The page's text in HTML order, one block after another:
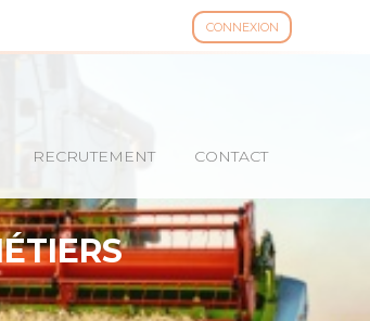
CONNEXION
RECRUTEMENT CONTACT